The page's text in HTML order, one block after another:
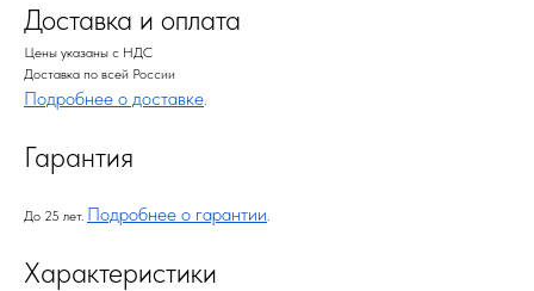
Доставка и оплата
Цены указаны с НДС
Доставка по всей России
Подробнее о доставке.
Гарантия
До 25 лет. Подробнее о гарантии.
Характеристики